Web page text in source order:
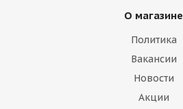
О магазине
Политика
Вакансии
Новости
Акции